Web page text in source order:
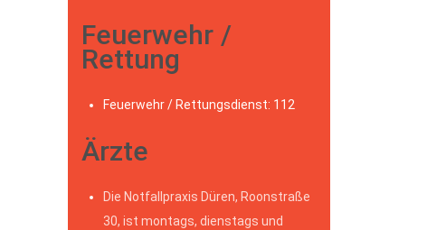
Feuerwehr /
Rettung
Feuerwehr / Rettungsdienst: 112
Ärzte
Die Notfallpraxis Düren, Roonstraße
30, ist montags, dienstags und